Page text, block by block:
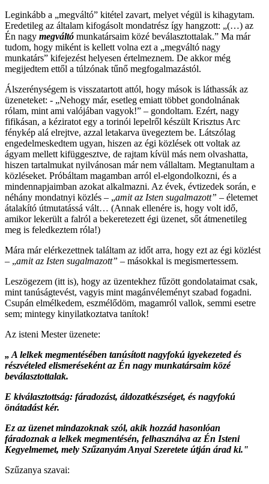
Leginkább a „megváltó” kitétel zavart, melyet végül is kihagytam.
Eredetileg az általam kifogásolt mondatrész így hangzott: „(…) az
Én nagy megváltó munkatársaim közé beválasztottalak.” Ma már
tudom, hogy miként is kellett volna ezt a „megváltó nagy
munkatárs” kifejezést helyesen értelmeznem. De akkor még
megijedtem ettől a túlzónak tűnő megfogalmazástól.
Álszerénységem is visszatartott attól, hogy mások is láthassák az
üzeneteket: - „Nehogy már, esetleg emiatt többet gondolnának
rólam, mint ami valójában vagyok!” – gondoltam. Ezért, nagy
fifikásan, a kéziratot egy a torinói lepelről készült Krisztus Arc
fénykép alá elrejtve, azzal letakarva üvegeztem be. Látszólag
engedelmeskedtem ugyan, hiszen az égi közlések ott voltak az
ágyam mellett kifüggesztve, de rajtam kívül más nem olvashatta,
hiszen tartalmukat nyilvánosan már nem vállaltam. Megtanultam a
közléseket. Próbáltam magamban arról el-elgondolkozni, és a
mindennapjaimban azokat alkalmazni. Az évek, évtizedek során, e
néhány mondatnyi közlés – „amit az Isten sugalmazott” – életemet
átalakító útmutatássá vált… (Annak ellenére is, hogy volt idő,
amikor lekerült a falról a bekeretezett égi üzenet, sőt átmenetileg
meg is feledkeztem róla!)
Mára már elérkezettnek találtam az időt arra, hogy ezt az égi közlést
– „amit az Isten sugalmazott” – másokkal is megismertessem.
Leszögezem (itt is), hogy az üzentekhez fűzött gondolataimat csak,
mint tanúságtevést, vagyis mint magánvéleményt szabad fogadni.
Csupán elmélkedem, eszmélődöm, magamról vallok, semmi esetre
sem; mintegy kinyilatkoztatva tanítok!
Az isteni Mester üzenete:
„ A lelkek megmentésében tanúsított nagyfokú igyekezeted és
részvételed elismeréseként az Én nagy munkatársaim közé
beválasztottalak.
E kiválasztottság: fáradozást, áldozatkészséget, és nagyfokú
önátadást kér.
Ez az üzenet mindazoknak szól, akik hozzád hasonlóan
fáradoznak a lelkek megmentésén, felhasználva az Én Isteni
Kegyelmemet, mely Szűzanyám Anyai Szeretete útján árad ki."
Szűzanya szavai: